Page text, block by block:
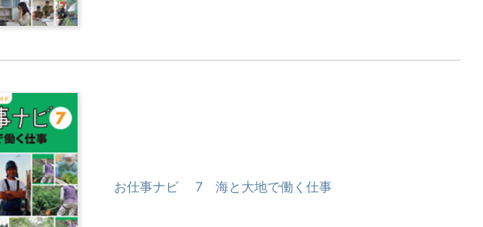
お仕事ナビ 7 海と大地で働く仕事